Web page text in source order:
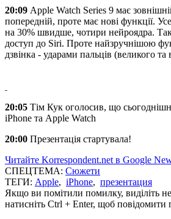
20:09 Apple Watch Series 9 має
попередній, проте має нові функції.
на 30% швидше, чотири нейроядра.
доступ до Siri. Проте найзручнішою
дзвінка - ударами пальців (великого та
20:05 Тім Кук оголосив, що
iPhone та Apple Watch
20:00 Презентація стартувала!
Читайте Korrespondent.net в Google
СПЕЦТЕМА: Сюжети
ТЕГИ: Apple, iPhone, презентация
Якщо ви помітили помилку, виділіть
натисніть Ctrl + Enter, щоб повідомити